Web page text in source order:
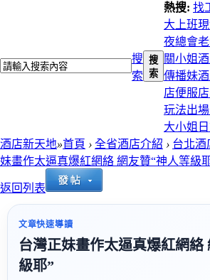
搜
索
搜
索
熱搜: 找
大上班
夜總會
關小姐
傳播妹
店便服店
玩法出場
大小姐
酒店新天地»首頁 › 全省酒店介紹 › 台北酒
妹畫作太逼真爆紅網絡 網友贊“神人等級
返回列表
文章快速導讀
台灣正妹畫作太逼真爆紅網絡
級耶”